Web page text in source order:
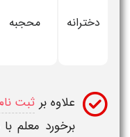
دخترانه محجبه
علاوه برثبت
برخورد معلم